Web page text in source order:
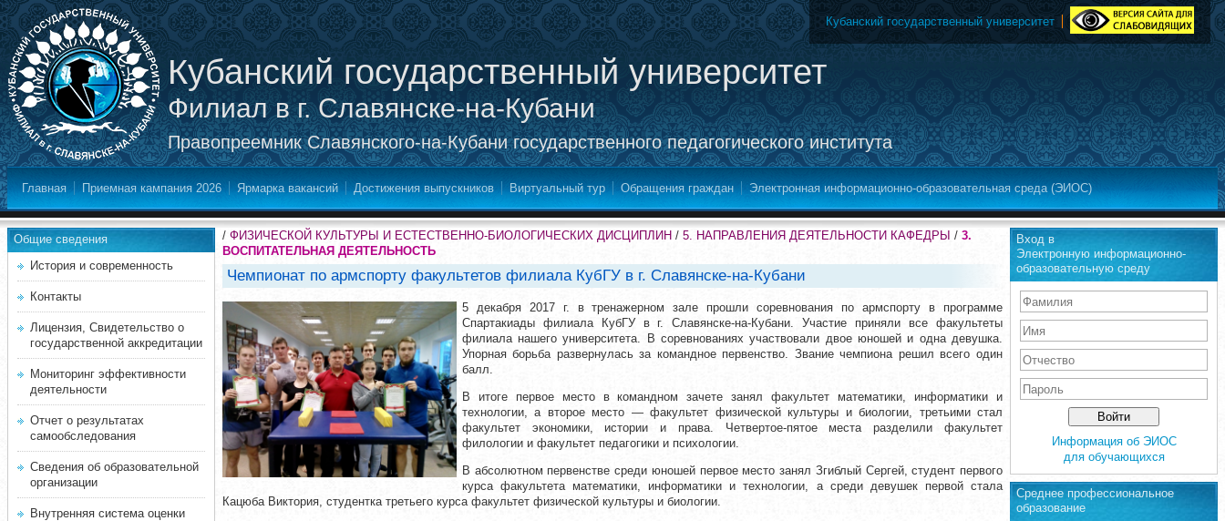
Кубанский государственный университет
Филиал в г. Славянске-на-Кубани
Правопреемник Славянского-на-Кубани государственного педагогического института
Кубанский государственный университет
Главная Приемная кампания 2026 Ярмарка вакансий Достижения выпускников Виртуальный тур Обращения граждан Электронная информационно-образовательная среда (ЭИОС)
Общие сведения
История и современность
Контакты
Лицензия, Свидетельство о
государственной аккредитации
Мониторинг эффективности
деятельности
Отчет о результатах
самообследования
Сведения об образовательной
организации
Внутренняя система оценки
/ ФИЗИЧЕСКОЙ КУЛЬТУРЫ И ЕСТЕСТВЕННО-БИОЛОГИЧЕСКИХ ДИСЦИПЛИН / 5. НАПРАВЛЕНИЯ ДЕЯТЕЛЬНОСТИ КАФЕДРЫ / 3.
ВОСПИТАТЕЛЬНАЯ ДЕЯТЕЛЬНОСТЬ
Чемпионат по армспорту факультетов филиала КубГУ в г. Славянске-на-Кубани
5 декабря 2017 г. в тренажерном зале прошли соревнования по армспорту в программе
Спартакиады филиала КубГУ в г. Славянске-на-Кубани. Участие приняли все факультеты
филиала нашего университета. В соревнованиях участвовали двое юношей и одна девушка.
Упорная борьба развернулась за командное первенство. Звание чемпиона решил всего один
балл.
В итоге первое место в командном зачете занял факультет математики, информатики и
технологии, а второе место — факультет физической культуры и биологии, третьими стал
факультет экономики, истории и права. Четвертое-пятое места разделили факультет
филологии и факультет педагогики и психологии.
В абсолютном первенстве среди юношей первое место занял Згиблый Сергей, студент первого
курса факультета математики, информатики и технологии, а среди девушек первой стала
Кацюба Виктория, студентка третьего курса факультет физической культуры и биологии.
Вход в
Электронную информационно-
образовательную среду
Информация об ЭИОС
для обучающихся
Среднее професcиональное
образование